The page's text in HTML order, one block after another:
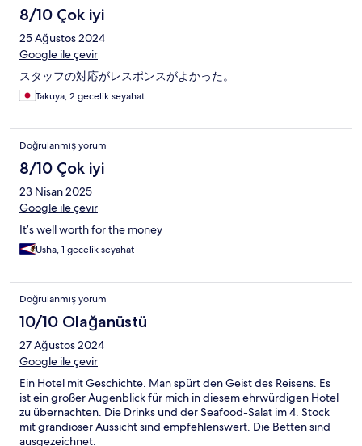
8/10 Çok iyi
25 Ağustos 2024
Google ile çevir
スタッフの対応がレスポンスがよかった。
Takuya, 2 gecelik seyahat
Doğrulanmış yorum
8/10 Çok iyi
23 Nisan 2025
Google ile çevir
It’s well worth for the money
Usha, 1 gecelik seyahat
Doğrulanmış yorum
10/10 Olağanüstü
27 Ağustos 2024
Google ile çevir
Ein Hotel mit Geschichte. Man spürt den Geist des Reisens. Es
ist ein großer Augenblick für mich in diesem ehrwürdigen Hotel
zu übernachten. Die Drinks und der Seafood-Salat im 4. Stock
mit grandioser Aussicht sind empfehlenswert. Die Betten sind
ausgezeichnet.